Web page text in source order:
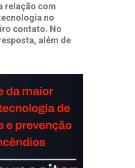
relação com
no
contato. No
além de